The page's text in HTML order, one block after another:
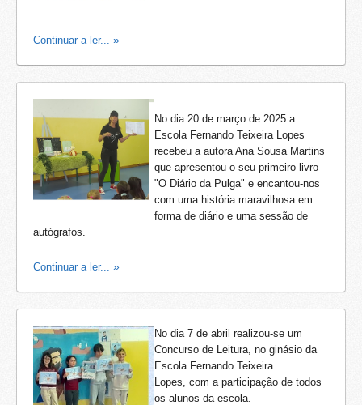
Continuar a ler...
No dia 20 de março de 2025 a
Escola Fernando Teixeira Lopes
recebeu a autora Ana Sousa Martins
que apresentou o seu primeiro livro
"O Diário da Pulga" e encantou-nos
com uma história maravilhosa em
forma de diário e uma sessão de
autógrafos.
Continuar a ler...
No dia 7 de abril realizou-se um
Concurso de Leitura, no ginásio da
Escola Fernando Teixeira
Lopes, com a participação de todos
os alunos da escola.